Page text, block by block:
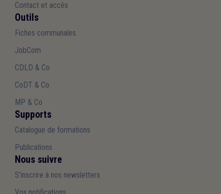
Contact et accès
Outils
Fiches communales
JobCom
CDLD & Co
CoDT & Co
MP & Co
Supports
Catalogue de formations
Publications
Nous suivre
S'inscrire à nos newsletters